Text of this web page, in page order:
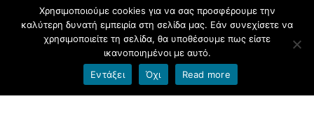
Φιλοξενείται στοblogs.sch.gr |Θέμα βασισμένο στο
Head Blog
Όροι χρήσης blogs.sch.gr|Δήλωση προσβασιμότητας
Χρησιμοποιούμε cookies για να σας προσφέρουμε την
καλύτερη δυνατή εμπειρία στη σελίδα μας. Εάν συνεχίσετε να
χρησιμοποιείτε τη σελίδα, θα υποθέσουμε πως είστε
ικανοποιημένοι με αυτό.
Εντάξει
Όχι Read more